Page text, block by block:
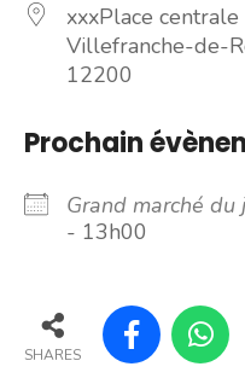
xxxPlace centrale
Villefranche-de-
12200
Prochain
Grand marché du
- 13h00
SHARES